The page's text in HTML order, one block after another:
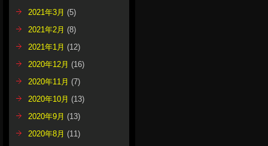
2021年3月 (5)
2021年2月 (8)
2021年1月 (12)
2020年12月 (16)
2020年11月 (7)
2020年10月 (13)
2020年9月 (13)
2020年8月 (11)